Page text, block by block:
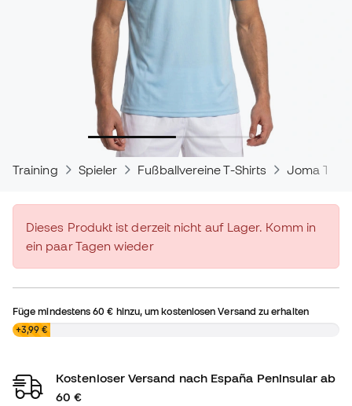
Training Spieler Fußballvereine T-Shirts Joma T-
Dieses Produkt ist derzeit nicht auf Lager. Komm in
ein paar Tagen wieder
Füge mindestens60 € hinzu, um kostenlosen Versand zu erhalten
0,00 €
+3,99 €
Kostenloser Versand nach España Peninsular ab
60 €